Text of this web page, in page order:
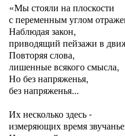
«Мы стояли на плоскости
с переменным углом
Наблюдая закон,
приводящий пейзажи в
Повторяя слова,
лишенные всякого смысла,
Но без напряженья,
без напряженья...
Их несколько здесь -
измеряющих время